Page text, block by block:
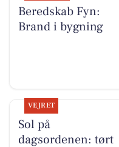
Beredskab Fyn:
Brand i bygning
VEJRET
Sol på
dagsordenen: tørt